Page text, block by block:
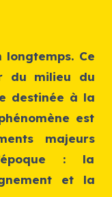
Ce
du milieu du
destinée à la
est
majeurs
: la
et la